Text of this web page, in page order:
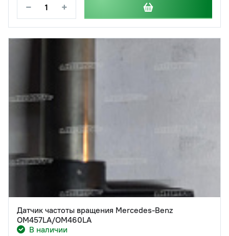
− +
Датчик частоты вращения Mercedes-Benz
OM457LA/OM460LA
В наличии